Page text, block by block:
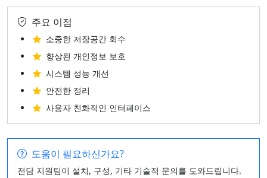
주요 이점
소중한 저장공간 회수
향상된 개인정보 보호
시스템 성능 개선
안전한 정리
사용자 친화적인 인터페이스
도움이 필요하신가요?
전담 지원팀이 설치, 구성, 기타 기술적 문의를 도와드립니다.